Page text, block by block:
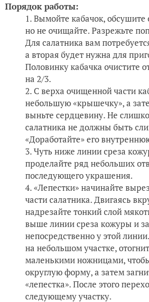
Порядок работы:
Вымойте кабачок, обсушите
но не очищайте. Разрежьте
Для салатника вам
а вторая будет нужна для
Половинку кабачка очистите
на 2/3.
С верха очищенной части
небольшую «крышечку», а
выньте сердцевину. Не
салатника не должны быть
«Доработайте» его
Чуть ниже линии среза
проделайте ряд небольших
последующего украшения.
«Лепестки» начинайте
части салатника. Двигаясь
надрезайте тонкий слой
выше линии среза кожуры и
непосредственно у этой
на небольшом участке,
маленькими ножницами,
округлую форму, а затем
«лепестка». После этого
следующему участку.